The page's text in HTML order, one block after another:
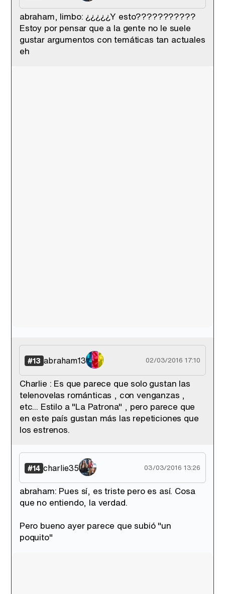
abraham, limbo: ¿¿¿¿¿Y esto???????????
Estoy por pensar que a la gente no le suele
gustar argumentos con temáticas tan actuales
eh
#13 abraham13 02/03/2016 17:10
Charlie : Es que parece que solo gustan las
telenovelas románticas , con venganzas ,
etc... Estilo a "La Patrona" , pero parece que
en este país gustan más las repeticiones que
los estrenos.
#14 charlie35 03/03/2016 13:26
abraham: Pues sí, es triste pero es así. Cosa
que no entiendo, la verdad.
Pero bueno ayer parece que subió "un
poquito"